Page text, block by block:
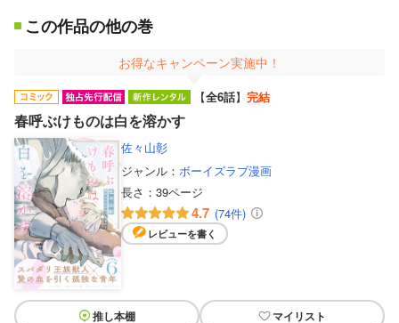
この作品の他の巻
お得なキャンペーン実施中！
【全6話】 完結
春呼ぶけものは白を溶かす
佐々山彰
ジャンル： ボーイズラブ漫画
長さ： 39ページ
4.7 (74件)
レビューを書く
推し本棚 マイリスト